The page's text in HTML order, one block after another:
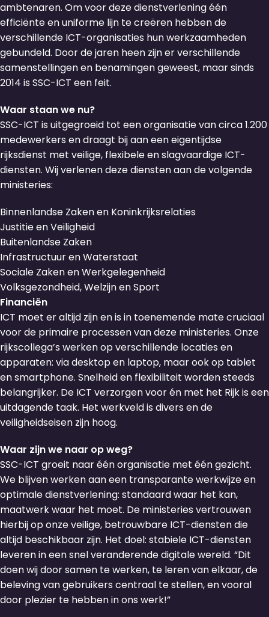
ambtenaren. Om voor deze dienstverlening één
efficiënte en uniforme lijn te creëren hebben de
verschillende ICT-organisaties hun werkzaamheden
gebundeld. Door de jaren heen zijn er verschillende
samenstellingen en benamingen geweest, maar sinds
2014 is SSC-ICT een feit.
Waar staan we nu?
SSC-ICT is uitgegroeid tot een organisatie van circa 1.200
medewerkers en draagt bij aan een eigentijdse
rijksdienst met veilige, flexibele en slagvaardige ICT-
diensten. Wij verlenen deze diensten aan de volgende
ministeries:
Binnenlandse Zaken en Koninkrijksrelaties
Justitie en Veiligheid
Buitenlandse Zaken
Infrastructuur en Waterstaat
Sociale Zaken en Werkgelegenheid
Volksgezondheid, Welzijn en Sport
Financiën
ICT moet er altijd zijn en is in toenemende mate cruciaal
voor de primaire processen van deze ministeries. Onze
rijkscollega’s werken op verschillende locaties en
apparaten: via desktop en laptop, maar ook op tablet
en smartphone. Snelheid en flexibiliteit worden steeds
belangrijker. De ICT verzorgen voor én met het Rijk is een
uitdagende taak. Het werkveld is divers en de
veiligheidseisen zijn hoog.
Waar zijn we naar op weg?
SSC-ICT groeit naar één organisatie met één gezicht.
We blijven werken aan een transparante werkwijze en
optimale dienstverlening: standaard waar het kan,
maatwerk waar het moet. De ministeries vertrouwen
hierbij op onze veilige, betrouwbare ICT-diensten die
altijd beschikbaar zijn. Het doel: stabiele ICT-diensten
leveren in een snel veranderende digitale wereld. “Dit
doen wij door samen te werken, te leren van elkaar, de
beleving van gebruikers centraal te stellen, en vooral
door plezier te hebben in ons werk!”